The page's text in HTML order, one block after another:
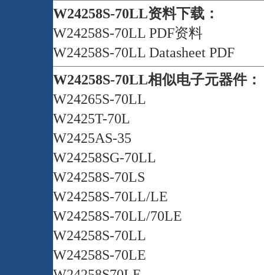
W24258S-70LL资料下载：
W24258S-70LL PDF资料
W24258S-70LL Datasheet PDF
W24258S-70LL相似电子元器件：
W24265S-70LL
W2425T-70L
W2425AS-35
W24258SG-70LL
W24258S-70LS
W24258S-70LL/LE
W24258S-70LL/70LE
W24258S-70LL
W24258S-70LE